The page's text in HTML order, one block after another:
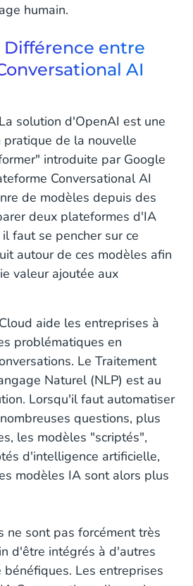
humain.
Différence entre
AI
solution d'OpenAI est une
de la nouvelle
introduite par Google
Conversational AI
de modèles depuis des
deux plateformes d'IA
faut se pencher sur ce
autour de ces modèles afin
valeur ajoutée aux
aide les entreprises à
problématiques en
Le Traitement
Naturel (NLP) est au
Lorsqu'il faut automatiser
questions, plus
les modèles "scriptés",
d'intelligence artificielle,
modèles IA sont alors plus
ne sont pas forcément très
d'être intégrés à d'autres
Les entreprises